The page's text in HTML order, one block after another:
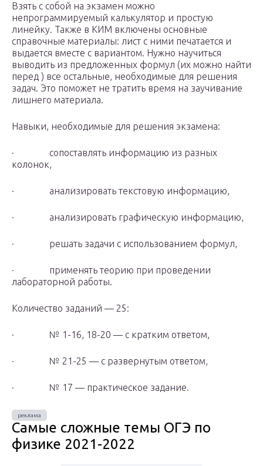
Взять с собой на экзамен можно
непрограммируемый калькулятор и простую
линейку. Также в КИМ включены основные
справочные материалы: лист с ними печатается и
выдается вместе с вариантом. Нужно научиться
выводить из предложенных формул (их можно найти
перед ) все остальные, необходимые для решения
задач. Это поможет не тратить время на заучивание
лишнего материала.
Навыки, необходимые для решения экзамена:
· сопоставлять информацию из разных
колонок,
· анализировать текстовую информацию,
· анализировать графическую информацию,
· решать задачи с использованием формул,
· применять теорию при проведении
лабораторной работы.
Количество заданий — 25:
· № 1-16, 18-20 — с кратким ответом,
· № 21-25 — с развернутым ответом,
· № 17 — практическое задание.
Самые сложные темы ОГЭ по
физике 2021-2022